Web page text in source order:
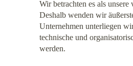
Wir betrachten es als
Deshalb wenden wir
Unternehmen unterliegen
technische und
werden.